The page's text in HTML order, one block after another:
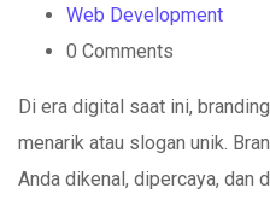
Web Development
0 Comments
Di era digital saat ini,
menarik atau slogan unik.
Anda dikenal, dipercaya, dan